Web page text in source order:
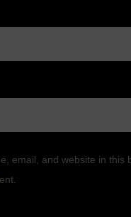
email, and website in this